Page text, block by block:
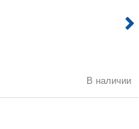
В наличии